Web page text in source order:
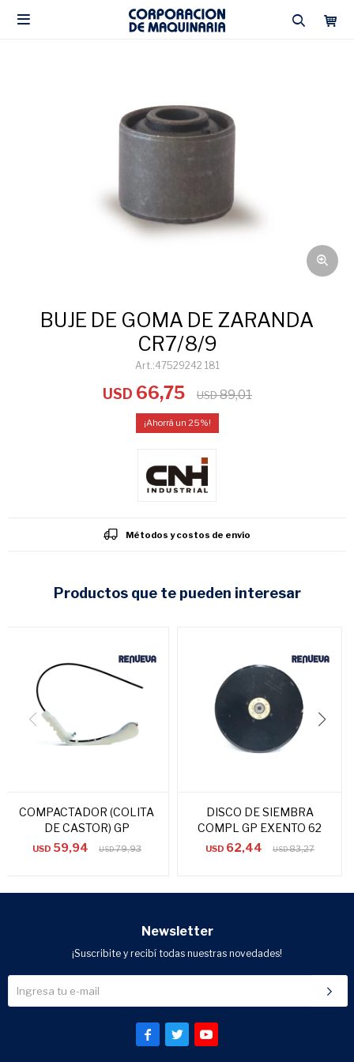

BUJE DE GOMA DE ZARANDA
CR7/8/9
47529242 181
USD 66,75 USD 89,01
25
Métodos y costos de envío
productos que te pueden interesar
COMPACTADOR (COLITA
DE CASTOR) GP
USD 59,94 USD79,93
DISCO DE SIEMBRA
COMPL GP EXENTO 62
USD 62,44 USD83,27
Newsletter
¡Suscribite y recibí todas nuestras novedades!
  